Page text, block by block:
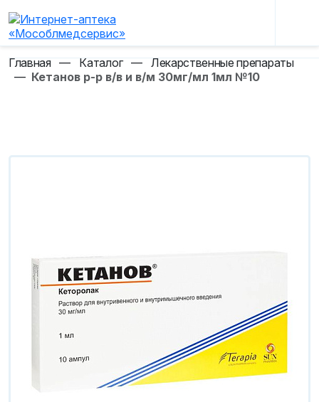
Главная — Каталог — Лекарственные препараты
— Кетанов р-р в/в и в/м 30мг/мл 1мл №10